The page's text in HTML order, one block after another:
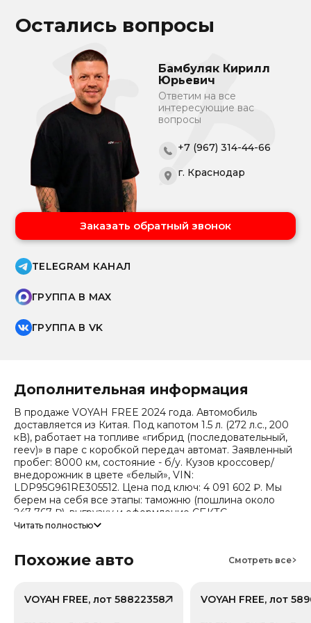
Остались вопросы
Бамбуляк Кирилл
Юрьевич
Ответим на все
интересующие вас
вопросы
+7 (967) 314-44-66
г. Краснодар
Заказать обратный звонок
TELEGRAM КАНАЛ
ГРУППА В MAX
ГРУППА В VK
Дополнительная информация
В продаже VOYAH FREE 2024 года. Автомобиль
доставляется из Китая. Под капотом 1.5 л. (272 л.с., 200
кВ), работает на топливе «гибрид (последовательный,
reev)» в паре с коробкой передач автомат. Заявленный
пробег: 8000 км, состояние - б/у. Кузов кроссовер/
внедорожник в цвете «белый», VIN:
LDP95G961RE305512. Цена под ключ: 4 091 602 ₽. Мы
берем на себя все этапы: таможню (пошлина около
247 767 ₽), выгрузку и оформление СБКТС.
отчет об авто и смету доставки. Мы на связи 24/7.
снижение 18.6%). Важно: расчет без учета пошлин и
Читать полностью
Похожие авто Смотреть все
VOYAH FREE, лот 58822358 VOYAH FREE, лот